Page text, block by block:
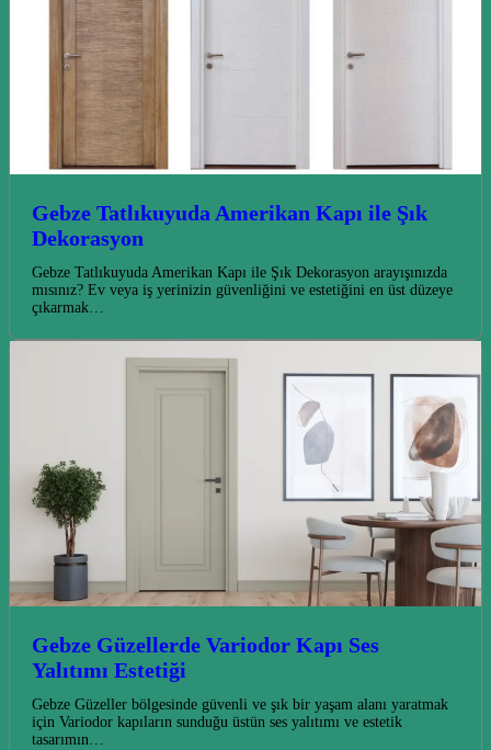
Gebze Tatlıkuyuda Amerikan Kapı ile Şık
Dekorasyon
Gebze Tatlıkuyuda Amerikan Kapı ile Şık Dekorasyon arayışınızda
mısınız? Ev veya iş yerinizin güvenliğini ve estetiğini en üst düzeye
çıkarmak…
Gebze Güzellerde Variodor Kapı Ses
Yalıtımı Estetiği
Gebze Güzeller bölgesinde güvenli ve şık bir yaşam alanı yaratmak
için Variodor kapıların sunduğu üstün ses yalıtımı ve estetik
tasarımın…